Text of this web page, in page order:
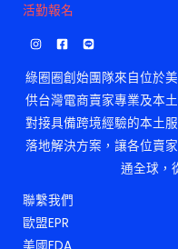
活勤報名
綠圈圈創始團隊來自位於
供台灣電商賣家專業及本
對接具備跨境經驗的本土
落地解決方案，讓各位賣
通全球，
聯繫我們
歐盟EPR